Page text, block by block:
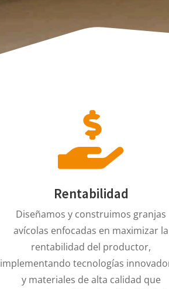
Rentabilidad
Diseñamos y construimos granjas
avícolas enfocadas en maximizar la
rentabilidad del productor,
implementando tecnologías
y materiales de alta calidad que